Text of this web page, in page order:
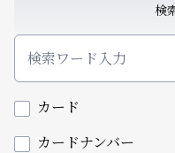
検
カード
カードナンバー